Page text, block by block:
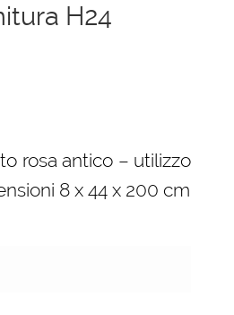
H24
rosa antico – utilizzo
8 x 44 x 200 cm